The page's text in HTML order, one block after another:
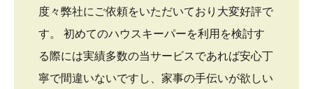
度々弊社にご依頼をいただいており大変好評で
す。 初めてのハウスキーパーを利用を検討す
る際には実績多数の当サービスであれば安心丁
寧で間違いないですし、家事の手伝いが欲しい